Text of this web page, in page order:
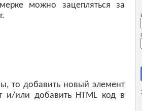
можно зацепляться за
то добавить новый элемент
и/или добавить HTML код в